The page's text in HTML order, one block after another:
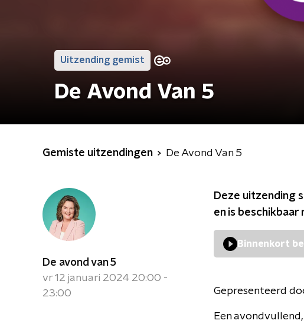
Uitzending gemist
De Avond Van 5
Gemiste uitzendingen De Avond Van 5
De avond van 5
vr 12 januari 2024 20:00 -
23:00
Deze uitzending
en is beschikbaar
Binnenkort
Gepresenteerd
Een